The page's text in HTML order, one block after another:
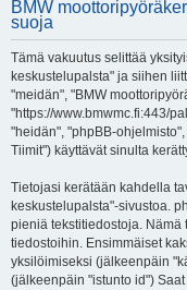
BMW
suoja
Tämä vakuutus selittää
keskustelupalsta" ja siihen
"meidän", "BMW
"https://www.bmwmc.fi:443/
"heidän", "phpBB-
Tiimit") käyttävät sinulta
Tietojasi kerätään kahdella
keskustelupalsta"-sivustoa.
pieniä tekstitiedostoja.
tiedostoihin. Ensimmäiset
yksilöimiseksi (jälkeenpäin
(jälkeenpäin "istunto id")